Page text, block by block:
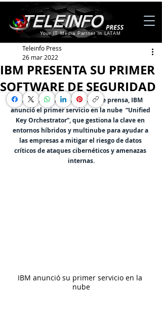
Your IT Media Partner in LATAM
IBM PRESENTA SU PRIMER
SOFTWARE DE SEGURIDAD
Teleinfo Press
26 mar 2022
Mediante una conferencia de prensa, IBM
anunció el primer servicio en la nube  “Unified
Key Orchestrator”, que gestiona la clave en
entornos híbridos y multinube para ayudar a
las empresas a mitigar el riesgo de datos
críticos de ataques cibernéticos y amenazas
internas.
IBM anunció su primer servicio en la
nube